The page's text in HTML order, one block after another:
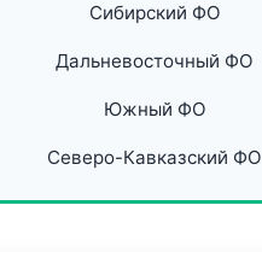
Сибирский ФО
Дальневосточный ФО
Южный ФО
Северо-Кавказский ФО